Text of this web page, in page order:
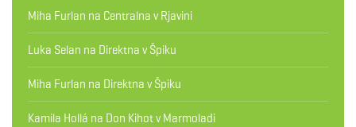
Miha Furlan na Centralna v Rjavini
Luka Selan na Direktna v Špiku
Miha Furlan na Direktna v Špiku
Kamila Hollá na Don Kihot v Marmoladi